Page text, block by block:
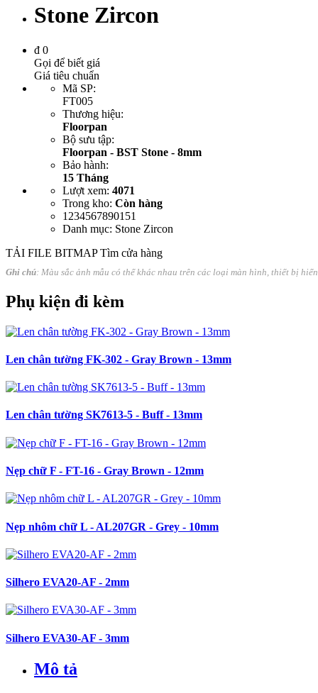
Stone Zircon
đ 0
Gọi để biết giá
Giá tiêu chuẩn
Mã SP:
FT005
Thương hiệu:
Floorpan
Bộ sưu tập:
Floorpan - BST Stone - 8mm
Bảo hành:
15 Tháng
Lượt xem: 4071
Trong kho: Còn hàng
1234567890151
Danh mục: Stone Zircon
TẢI FILE BITMAPTìm cửa hàng
Ghi chú: Màu sắc ảnh mẫu có thể khác nhau trên các loại màn hình, thiết bị
Phụ kiện đi kèm
Len chân tường FK-302 - Gray Brown - 13mm
Len chân tường SK7613-5 - Buff - 13mm
Nẹp chữ F - FT-16 - Gray Brown - 12mm
Nẹp nhôm chữ L - AL207GR - Grey - 10mm
Silhero EVA20-AF - 2mm
Silhero EVA30-AF - 3mm
Mô tả